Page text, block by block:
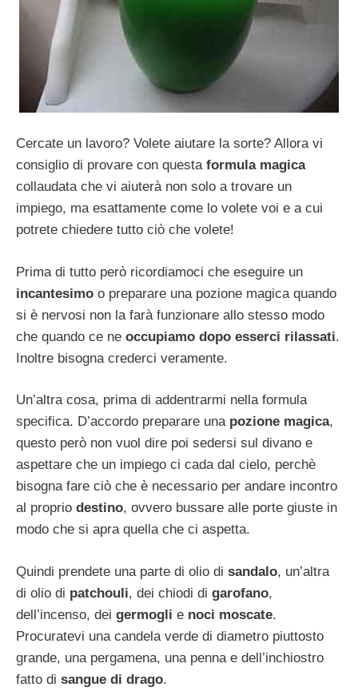
Cercate un lavoro? Volete aiutare la sorte? Allora vi
consiglio di provare con questa formula magica
collaudata che vi aiuterà non solo a trovare un
impiego, ma esattamente come lo volete voi e a cui
potrete chiedere tutto ciò che volete!
Prima di tutto però ricordiamoci che eseguire un
incantesimo o preparare una pozione magica quando
si è nervosi non la farà funzionare allo stesso modo
che quando ce ne occupiamo dopo esserci rilassati.
Inoltre bisogna crederci veramente.
Un’altra cosa, prima di addentrarmi nella formula
specifica. D’accordo preparare una pozione magica,
questo però non vuol dire poi sedersi sul divano e
aspettare che un impiego ci cada dal cielo, perchè
bisogna fare ciò che è necessario per andare incontro
al proprio destino, ovvero bussare alle porte giuste in
modo che si apra quella che ci aspetta.
Quindi prendete una parte di olio di sandalo, un’altra
di olio di patchouli, dei chiodi di garofano,
dell’incenso, dei germogli e noci moscate.
Procuratevi una candela verde di diametro piuttosto
grande, una pergamena, una penna e dell’inchiostro
fatto di sangue di drago.